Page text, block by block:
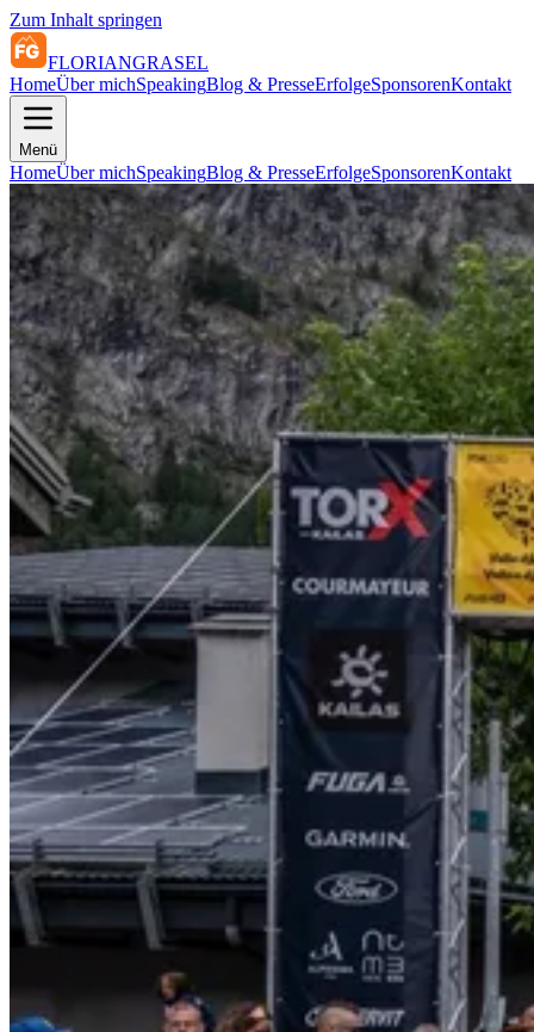
Zum Inhalt springen
FLORIANGRASEL
HomeÜber michSpeakingBlog & PresseErfolgeSponsorenKontakt
Menü
HomeÜber michSpeakingBlog & PresseErfolgeSponsorenKontakt